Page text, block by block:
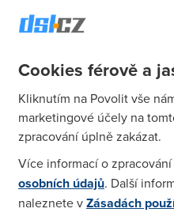
ke kaktusu? Pokud si
místo jedné SIMky dvě
a 250 MB speciálněna
nezůstanou bez dárku.
balíček, získají při
Když si dokoupíte
Cookies férově a
Kliknutím na Povolit vše
marketingové účely na
zpracování úplně zakázat.
Více informací o
osobních údajů. Další
naleznete vZásadách